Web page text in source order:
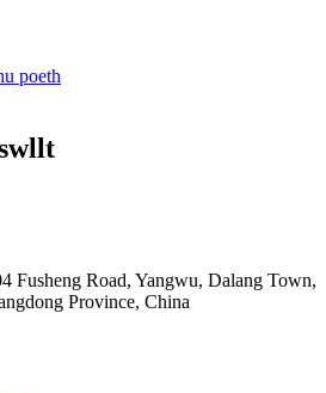
poeth
Fusheng Road, Yangwu, Dalang Town,
Province, China